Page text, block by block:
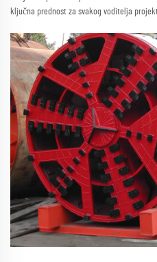
ključna prednost za svakog voditelja